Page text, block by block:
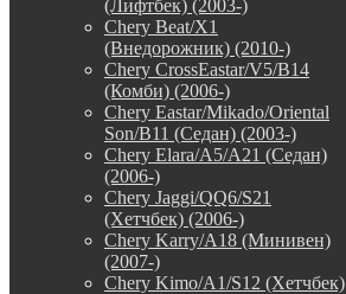
(Лифтбек) (2003-)
Chery Beat/X1
(Внедорожник) (2010-)
Chery CrossEastar/V5/B14
(Комби) (2006-)
Chery Eastar/Mikado/Oriental
Son/B11 (Седан) (2003-)
Chery Elara/A5/A21 (Седан)
(2006-)
Chery Jaggi/QQ6/S21
(Хетчбек) (2006-)
Chery Karry/A18 (Минивен)
(2007-)
Chery Kimo/A1/S12 (Хетчбек)